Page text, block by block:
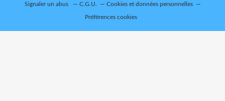
Signaler un abus C.G.U. Cookies et données personnelles
Préférences cookies